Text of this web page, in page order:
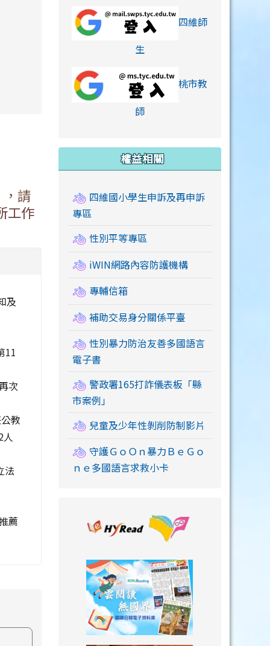
xiaohongshu.html
，請
工作
及
11
次
教
法
薦
四維師
生link to https://
桃市教
師link to https://
權益相關
四維國小學生申訴及再申訴
專區
性別平等專區
iWIN網路內容防護機構
專輔信箱
補助交易身分關係平臺
性別暴力防治友善多國語言
電子書
警政署165打詐儀表板「縣
市案例」
兒童及少年性剝削防制影片
守護ＧｏＯｎ暴力ＢｅＧｏ
ｎｅ多國語言求救小卡